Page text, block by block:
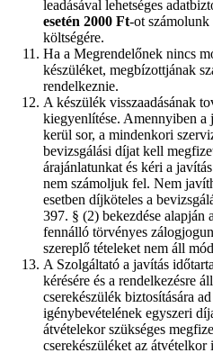
leadásával lehetséges
esetén 2000 Ft-ot
költségére.
Ha a Megrendelőnek nincs
készüléket, megbízottjának
rendelkeznie.
A készülék visszaadásának
kiegyenlítése. Amennyiben
kerül sor, a mindenkori
bevizsgálási díjat kell
árajánlatunkat és kéri a
nem számoljuk fel. Nem
esetben díjköteles a
397. § (2) bekezdése
fennálló törvényes
szereplő tételeket nem áll
A Szolgáltató a javítás
kérésére és a rendelkezésre
cserekészülék biztosítására
igénybevételének egyszeri
átvételekor szükséges
cserekészüléket az